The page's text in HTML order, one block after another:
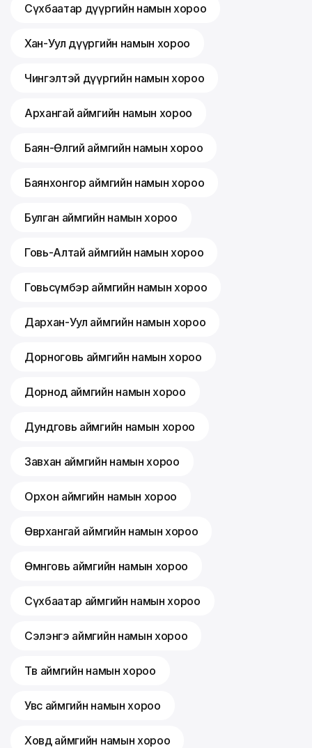
Сүхбаатар дүүргийн намын хороо
Хан-Уул дүүргийн намын хороо
Чингэлтэй дүүргийн намын хороо
Архангай аймгийн намын хороо
Баян-Өлгий аймгийн намын хороо
Баянхонгор аймгийн намын хороо
Булган аймгийн намын хороо
Говь-Алтай аймгийн намын хороо
Говьсүмбэр аймгийн намын хороо
Дархан-Уул аймгийн намын хороо
Дорноговь аймгийн намын хороо
Дорнод аймгийн намын хороо
Дундговь аймгийн намын хороо
Завхан аймгийн намын хороо
Орхон аймгийн намын хороо
Өвөрхангай аймгийн намын хороо
Өмнөговь аймгийн намын хороо
Сүхбаатар аймгийн намын хороо
Сэлэнгэ аймгийн намын хороо
Төв аймгийн намын хороо
Увс аймгийн намын хороо
Ховд аймгийн намын хороо